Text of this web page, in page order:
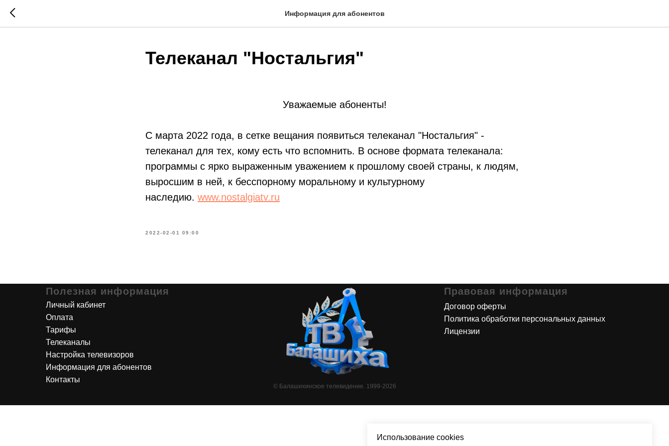
Информация для абонентов
Телеканал "Ностальгия"
Уважаемые абоненты!
С марта 2022 года, в сетке вещания появиться телеканал "Ностальгия" -
телеканал для тех, кому есть что вспомнить. В основе формата телеканала:
программы с ярко выраженным уважением к прошлому своей страны, к людям,
выросшим в ней, к бесспорному моральному и культурному
наследию. www.nostalgiatv.ru
2022-02-01 09:00
Полезная информация Правовая информация
© Балашихинское телевидение. 1999-2026
Телеканалы
Тарифы
Личный кабинет
Оплата
Настройка телевизоров
Информация для абонентов
Договор оферты
Контакты
Лицензии
Политика обработки персональных данных
Использование cookies